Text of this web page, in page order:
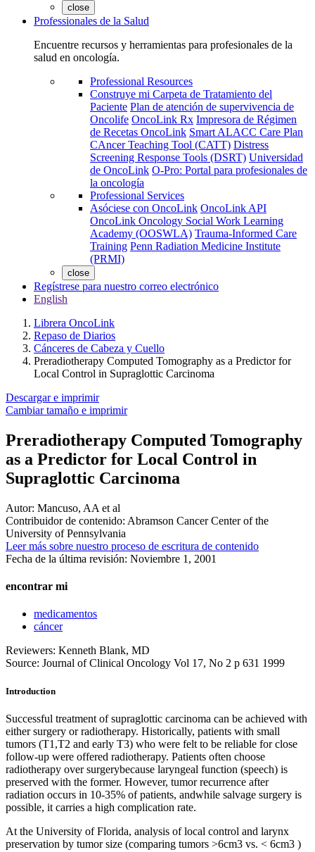
close
Professionales de la Salud
Encuentre recursos y herramientas para profesionales de la
salud en oncología.
Professional Resources
Construye mi Carpeta de Tratamiento del
Paciente Plan de atención de supervivencia de
Oncolife OncoLink Rx Impresora de Régimen
de Recetas OncoLink Smart ALACC Care Plan
CAncer Teaching Tool (CATT) Distress
Screening Response Tools (DSRT) Universidad
de OncoLink O-Pro: Portal para profesionales de
la oncología
Professional Services
Asóciese con OncoLink OncoLink API
OncoLink Oncology Social Work Learning
Academy (OOSWLA) Trauma-Informed Care
Training Penn Radiation Medicine Institute
(PRMI)
close
Regístrese para nuestro correo electrónico
English
Librera OncoLink
Repaso de Diarios
Cánceres de Cabeza y Cuello
Preradiotherapy Computed Tomography as a Predictor for
Local Control in Supraglottic Carcinoma
Descargar e imprimir
Cambiar tamaño e imprimir
Preradiotherapy Computed Tomography
as a Predictor for Local Control in
Supraglottic Carcinoma
Autor: Mancuso, AA et al
Contribuidor de contenido: Abramson Cancer Center of the
University of Pennsylvania
Leer más sobre nuestro proceso de escritura de contenido
Fecha de la última revisión: Noviembre 1, 2001
encontrar mi
medicamentos
cáncer
Reviewers: Kenneth Blank, MD
Source: Journal of Clinical Oncology Vol 17, No 2 p 631 1999
Introduction
Successful treatment of supraglottic carcinoma can be achieved with
either surgery or radiotherapy. Historically, patients with small
tumors (T1,T2 and early T3) who were felt to be reliable for close
follow-up were offered radiotherapy. Patients often choose
radiotherapy over surgerybecause laryngeal function (speech) is
preserved with the former. However, tumor recurrence after
radiation occurs in 10-35% of patients, andwhile salvage surgery is
possible, it carries a high complication rate.
At the University of Florida, analysis of local control and larynx
preservation by tumor size (comparing tumors >6cm3 vs. < 6cm3 )